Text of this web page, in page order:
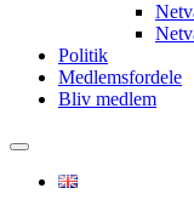
Politik
Medlemsfordele
Bliv medlem